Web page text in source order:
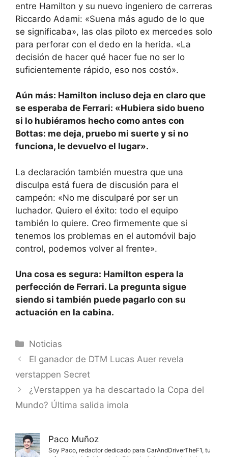
entre Hamilton y su nuevo ingeniero de carreras
Riccardo Adami: «Suena más agudo de lo que
se significaba», las olas piloto ex mercedes solo
para perforar con el dedo en la herida. «La
decisión de hacer qué hacer fue no ser lo
suficientemente rápido, eso nos costó».
Aún más: Hamilton incluso deja en claro que
se esperaba de Ferrari: «Hubiera sido bueno
si lo hubiéramos hecho como antes con
Bottas: me deja, pruebo mi suerte y si no
funciona, le devuelvo el lugar».
La declaración también muestra que una
disculpa está fuera de discusión para el
campeón: «No me disculparé por ser un
luchador. Quiero el éxito: todo el equipo
también lo quiere. Creo firmemente que si
tenemos los problemas en el automóvil bajo
control, podemos volver al frente».
Una cosa es segura: Hamilton espera la
perfección de Ferrari. La pregunta sigue
siendo si también puede pagarlo con su
actuación en la cabina.
Categorías
Noticias
El ganador de DTM Lucas Auer revela
verstappen Secret
¿Verstappen ya ha descartado la Copa del
Mundo? Última salida imola
Paco Muñoz
Soy Paco, redactor dedicado para CarAndDriverTheF1, tu